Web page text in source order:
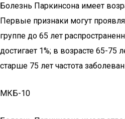
Болезнь Паркинсона имеет
Первые признаки могут
группе до 65 лет
достигает 1%; в возрасте 65-75
старше 75 лет частота
МКБ-10